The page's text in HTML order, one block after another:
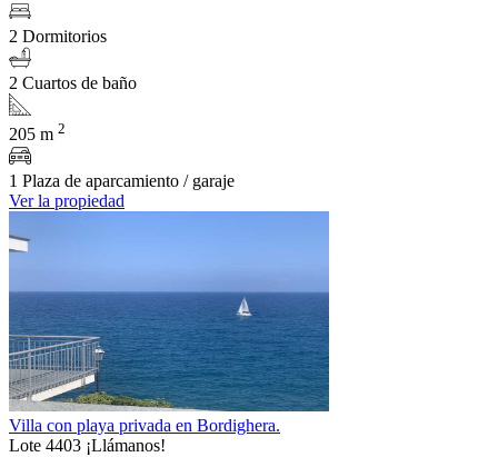
2 Dormitorios
2 Cuartos de baño
205 m 2
1 Plaza de aparcamiento / garaje
Ver la propiedad
Villa con playa privada en Bordighera.
Lote 4403 ¡Llámanos!